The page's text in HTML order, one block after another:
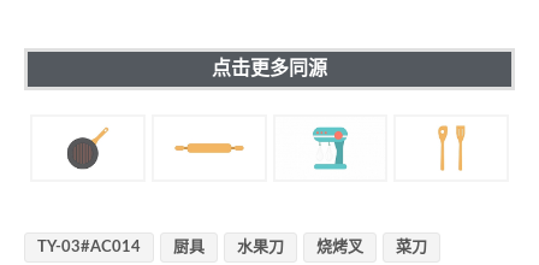
点击更多同源
TY-03#AC014 厨具 水果刀 烧烤叉 菜刀